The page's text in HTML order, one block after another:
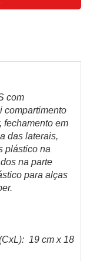
com
compartimento
fechamento em
das laterais,
plástico na
na parte
para alças
19 cm x 18